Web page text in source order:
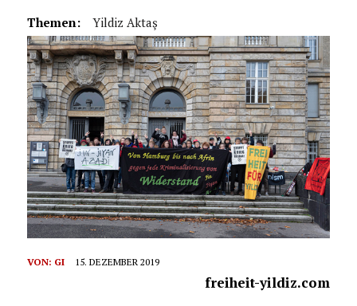
Themen: Yildiz Aktaş
VON: GI 15. DEZEMBER 2019
freiheit-yildiz.com